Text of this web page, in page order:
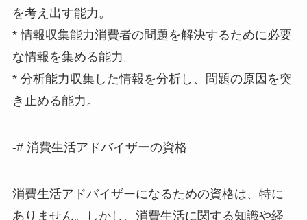
を考え出す能力。
* 情報収集能力消費者の問題を解決するために必要
な情報を集める能力。
* 分析能力収集した情報を分析し、問題の原因を突
き止める能力。
-# 消費生活アドバイザーの資格
消費生活アドバイザーになるための資格は、特に
ありません。しかし、消費生活に関する知識や経